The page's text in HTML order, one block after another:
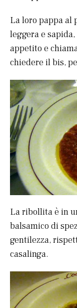
La loro pappa al
leggera e
appetito e
chiedere il bis,
La ribollita è in
balsamico di
gentilezza,
casalinga.